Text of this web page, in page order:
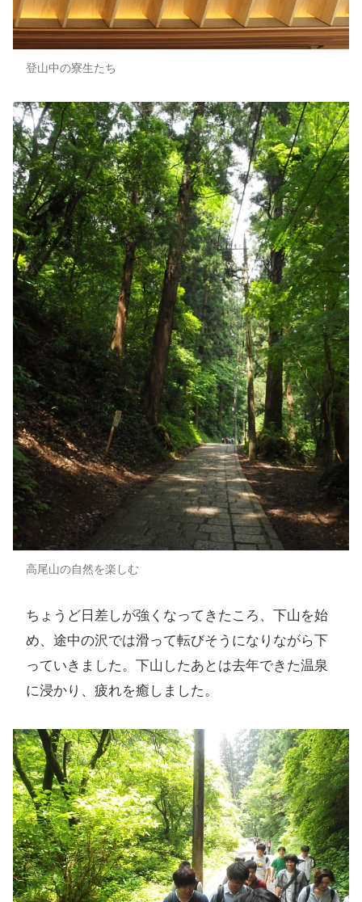
登山中の寮生たち
高尾山の自然を楽しむ
ちょうど日差しが強くなってきたころ、下山を始
め、途中の沢では滑って転びそうになりながら下
っていきました。下山したあとは去年できた温泉
に浸かり、疲れを癒しました。